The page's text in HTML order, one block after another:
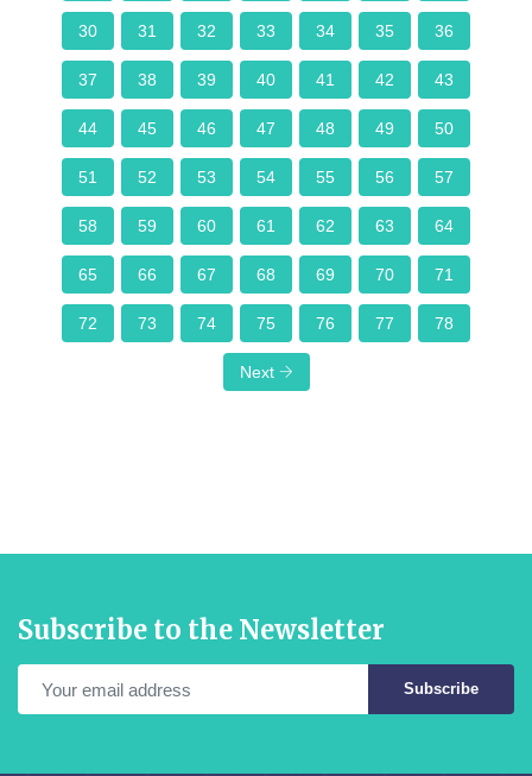
30 31 32 33 34 35 36
37 38 39 40 41 42 43
44 45 46 47 48 49 50
51 52 53 54 55 56 57
58 59 60 61 62 63 64
65 66 67 68 69 70 71
72 73 74 75 76 77 78
Next
Subscribe to the Newsletter
Subscribe